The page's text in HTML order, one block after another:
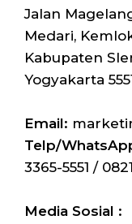
Jalan
Medari,
Kabupaten
Yogyakarta
Email:
Telp/
3365-5551 /
Media Sosial :